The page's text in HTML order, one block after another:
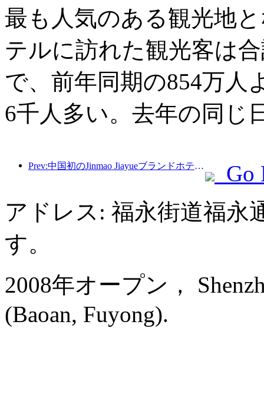
最も人気のある観光地
テルに訪れた観光客は
で、前年同期の854万人
6千人多い。去年の同じ
Prev:中国初のJinmao Jiayueブランドホテルが竣工
Go
アドレス: 福永街道福永
す。
2008年オープン，
(Baoan, Fuyong).